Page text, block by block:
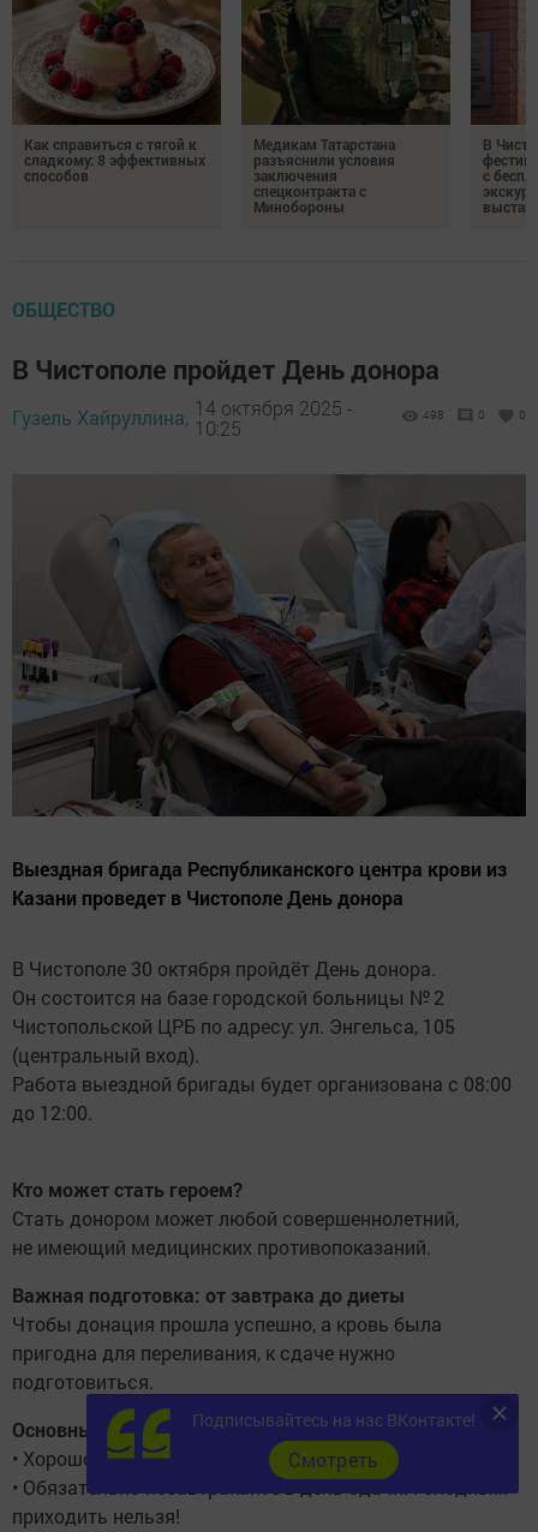
Как справиться с тягой к
сладкому: 8 эффективных
способов
Медикам Татарстана
разъяснили условия
заключения
спецконтракта с
Минобороны
В
с
ОБЩЕСТВО
В Чистополе пройдет День донора
Гузель Хайруллина, 14 октября 2025 -
10:25
498 0 0
Выездная бригада Республиканского центра крови из
Казани проведет в Чистополе День донора
В Чистополе 30 октября пройдёт День донора.
Он состоится на базе городской больницы № 2
Чистопольской ЦРБ по адресу: ул. Энгельса, 105
(центральный вход).
Работа выездной бригады будет организована с 08:00
до 12:00.
Кто может стать героем?
Стать донором может любой совершеннолетний,
не имеющий медицинских противопоказаний.
Важная подготовка: от завтрака до диеты
Чтобы донация прошла успешно, а кровь была
пригодна для переливания, к сдаче нужно
подготовиться.
Основные правила:
• Хорошо выспитесь накануне.
• Обязательно позавтракайте в день сдачи. Голодным
приходить нельзя!
Подписывайтесь на нас ВКонтакте!
Cмотреть